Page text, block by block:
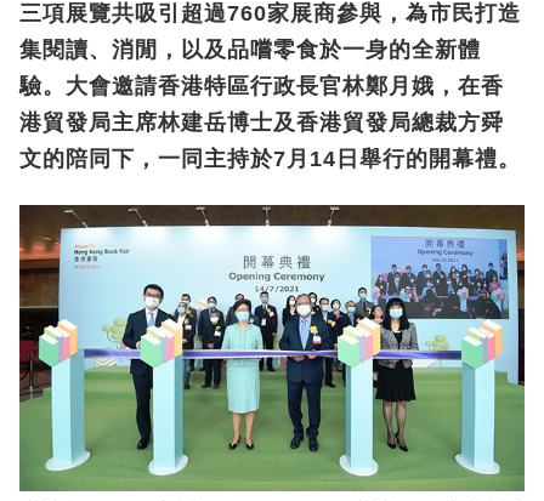
三項展覽共吸引超過760家展商參與，為市民打造
集閱讀、消閒，以及品嚐零食於一身的全新體
驗。大會邀請香港特區行政長官林鄭月娥，在香
港貿發局主席林建岳博士及香港貿發局總裁方舜
文的陪同下，一同主持於7月14日舉行的開幕禮。